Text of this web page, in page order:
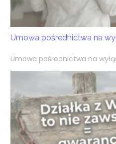
Umowa pośrednictwa na
Umowa pośrednictwa na